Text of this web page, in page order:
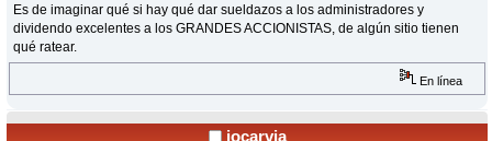
Es de imaginar qué si hay qué dar sueldazos a los administradores y
dividendo excelentes a los GRANDES ACCIONISTAS, de algún sitio tienen
qué ratear.
En línea
jocarvia